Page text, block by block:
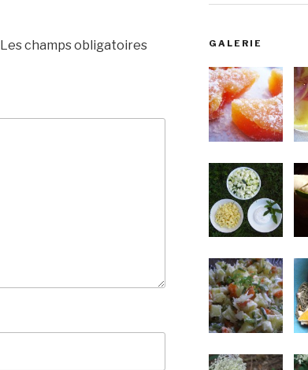
Les champs obligatoires
GALERIE